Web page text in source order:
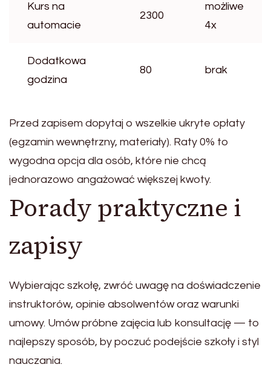
Kurs na
automacie
2300
możliwe
4x
Dodatkowa
godzina
80 brak
Przed zapisem dopytaj o wszelkie ukryte opłaty
(egzamin wewnętrzny, materiały). Raty 0% to
wygodna opcja dla osób, które nie chcą
jednorazowo angażować większej kwoty.
Porady praktyczne i
zapisy
Wybierając szkołę, zwróć uwagę na doświadczenie
instruktorów, opinie absolwentów oraz warunki
umowy. Umów próbne zajęcia lub konsultację — to
najlepszy sposób, by poczuć podejście szkoły i styl
nauczania.